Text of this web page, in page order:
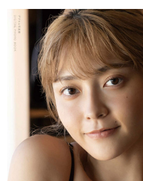
ショッピング
その他